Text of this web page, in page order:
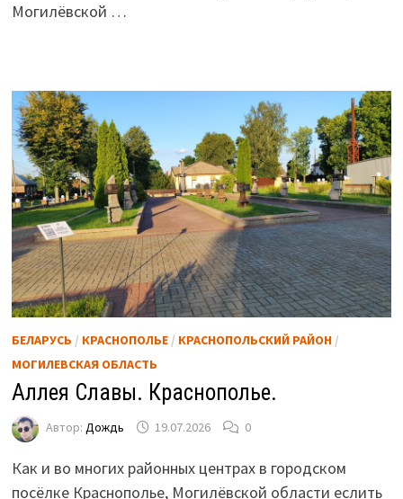
Могилёвской …
БЕЛАРУСЬ / КРАСНОПОЛЬЕ/ КРАСНОПОЛЬСКИЙ РАЙОН/
МОГИЛЕВСКАЯ ОБЛАСТЬ
Аллея Славы. Краснополье.
Автор: Дождь 19.07.2026 0
Как и во многих районных центрах в городском
посёлке Краснополье, Могилёвской области еслить